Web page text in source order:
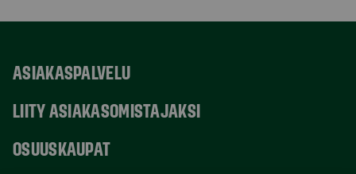
ASIAKASPALVELU
LIITY ASIAKASOMISTAJAKSI
OSUUSKAUPAT